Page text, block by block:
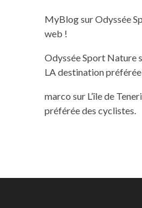
MyBlogsurOdyssée
web !
Odyssée Sport Nature
LA destination
marco sur L’île de
préférée des cyclistes.